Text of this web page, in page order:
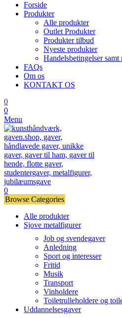
Forside
Produkter
Alle produkter
Outlet Produkter
Produkter tilbud
Nyeste produkter
Handelsbetingelser
FAQs
Om os
KONTAKT OS
0
0
Menu
0
Browse Categories
Alle produkter
Sjove metalfigurer
Job og svendegaver
Anledning
Sport og interesser
Fritid
Musik
Transport
Vinholdere
Toiletrulleholdere og
Uddannelsesgaver